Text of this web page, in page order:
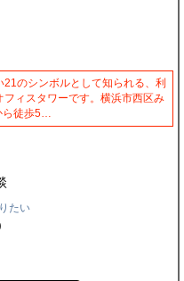
のシンボルとして知られる、利
ィスタワーです。横浜市西区み
徒歩5…
たい